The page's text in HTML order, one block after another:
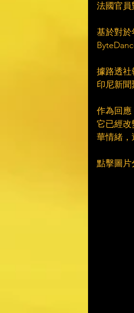
法國官員
基於對於
據路透社
印尼新
作為回應
它已經改
華情緒，
點擊圖